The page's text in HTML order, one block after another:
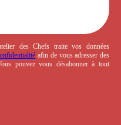
des Chefs traite vos données
afin de vous adresser des
pouvez vous désabonner à tout